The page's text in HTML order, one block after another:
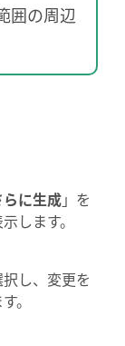
囲の周辺
らに生成」を
します。
択し、変更を
。